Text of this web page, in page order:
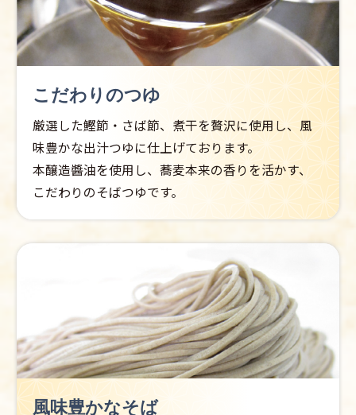
こだわりのつゆ
厳選した鰹節・さば節、煮干を贅沢に使用し、風
味豊かな出汁つゆに仕上げております。
本醸造醬油を使用し、蕎麦本来の香りを活かす、
こだわりのそばつゆです。
風味豊かなそば